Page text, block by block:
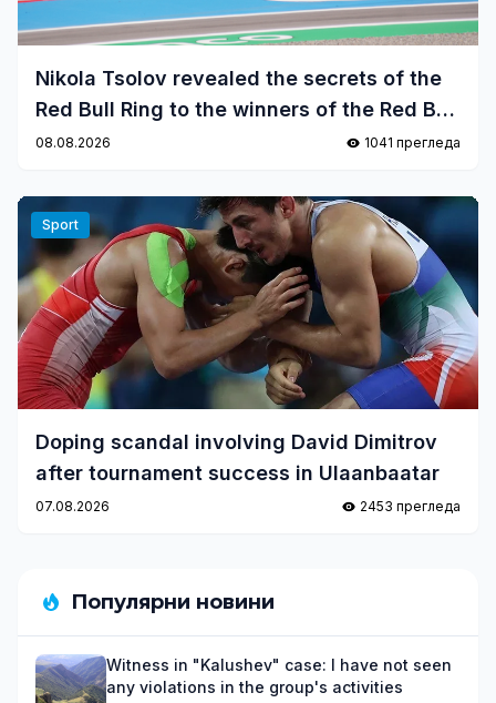
Nikola Tsolov revealed the secrets of the
Red Bull Ring to the winners of the Red Bull
Kart Fight
08.08.2026 1041 прегледа
Sport
Doping scandal involving David Dimitrov
after tournament success in Ulaanbaatar
07.08.2026 2453 прегледа
Популярни новини
Witness in "Kalushev" case: I have not seen
any violations in the group's activities